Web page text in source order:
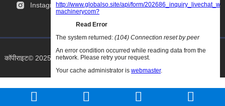
Instagram
कॉपीराइट© 2025 Goodao.Cn सर्वाधिकार सुरक्षित